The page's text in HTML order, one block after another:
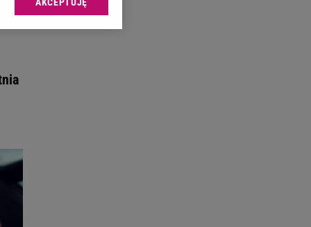
sp. z o.o., jej
Zmiana ustawień
celów identyfikacji.
reklam i treści,